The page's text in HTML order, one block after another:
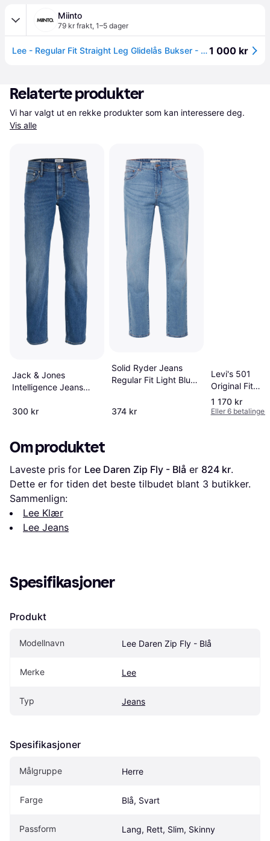
Miinto
79 kr frakt, 1–5 dager
Lee - Regular Fit Straight Leg Glidelås Bukser - Herre - Jeans - Blå - W34 L361 000 kr
Relaterte produkter
Vis alle
Jack & Jones
Intelligence Jeans
300 kr
Solid Ryder Jeans
Regular Fit Light Blue
374 kr
Levi's 501
Original Fit
Jeans Str W31
L30 - Bleu
1 170 kr
Eller 6 betalinger
Om produktet
Laveste pris for Lee Daren Zip Fly - Blå er 824 kr.
Dette er for tiden det beste tilbudet blant 3 butikker.
Sammenlign:
Lee Klær
Lee Jeans
Spesifikasjoner
Produkt
Modellnavn Lee Daren Zip Fly - Blå
Merke Lee
Typ Jeans
Spesifikasjoner
Målgruppe Herre
Farge Blå, Svart
Passform Lang, Rett, Slim, Skinny